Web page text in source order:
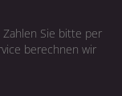
Sie bitte per
berechnen wir